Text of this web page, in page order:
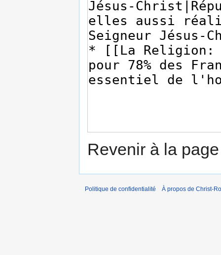
Revenir à la
Politique de confidentialité À propos de Christ-